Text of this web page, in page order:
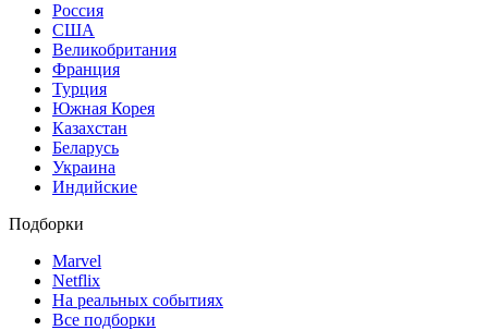
Россия
США
Великобритания
Франция
Турция
Южная Корея
Казахстан
Беларусь
Украина
Индийские
Подборки
Marvel
Netflix
На реальных событиях
Все подборки